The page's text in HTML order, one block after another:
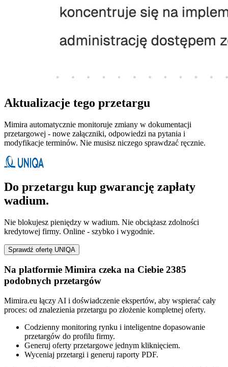
Aktualizacje tego przetargu
Mimira automatycznie monitoruje zmiany w dokumentacji
przetargowej - nowe załączniki, odpowiedzi na pytania i
modyfikacje terminów. Nie musisz niczego sprawdzać ręcznie.
Do przetargu kup gwarancję zapłaty
wadium.
Nie blokujesz pieniędzy w wadium. Nie obciążasz zdolności
kredytowej firmy. Online - szybko i wygodnie.
Sprawdź ofertę UNIQA
Na platformie Mimira czeka na Ciebie 2385
podobnych przetargów
Mimira.eu łączy AI i doświadczenie ekspertów, aby wspierać cały
proces: od znalezienia przetargu po złożenie kompletnej oferty.
Codzienny monitoring rynku i inteligentne dopasowanie
przetargów do profilu firmy.
Generuj oferty przetargowe jednym kliknięciem.
Wyceniaj przetargi i generuj raporty PDF.